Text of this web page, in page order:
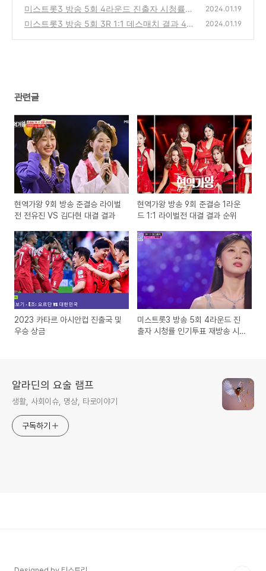
(0)
미스트롯3 방송 5회 4라운드 진출자 시청률
인기투표 재방송 시간
(2)
2024.01.19
미스트롯3 방송 5회 3R 1:1 데스매치 결과 4
2024.01.19
관련글
현역가왕 9회 방송 준결승 라이벌
전 전유진 VS 김다현 대결 결과
현역가왕 방송 9회 준결승 1라운
드 1:1 라이벌전 대결 결과 순위
2023 카타르 아시안컵 진출국 및
우승 상금
미스트롯3 방송 5회 4라운드 진
출자 시청률 인기투표 재방송 시
알라딘의 요술 램프
생활, 사회이슈, 명상, 타로이야기
구독하기